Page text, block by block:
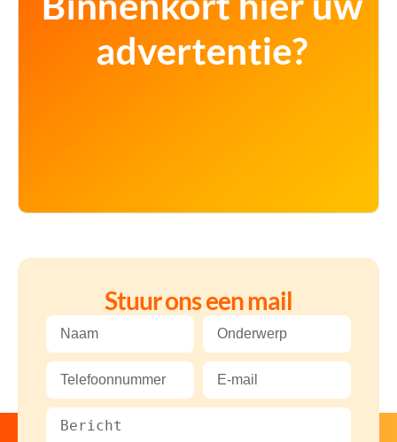
Stuur ons een mail